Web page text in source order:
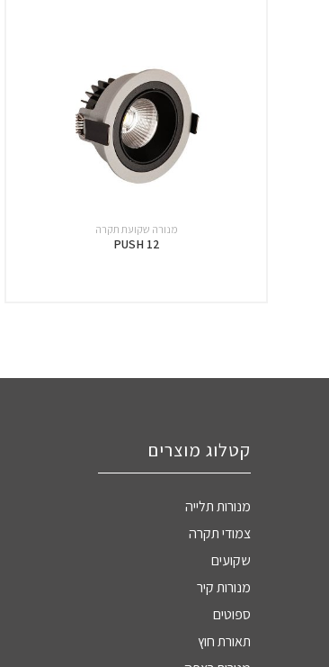
מנורה שקועת תקרה
PUSH 12
קטלוג מוצרים
מנורות תלייה
צמודי תקרה
שקועים
מנורות קיר
ספוטים
תאורת חוץ